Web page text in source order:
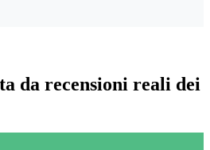
da recensioni reali dei